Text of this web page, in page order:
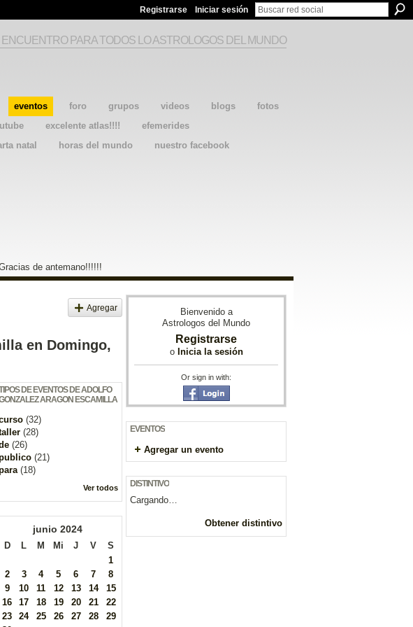
Registrarse Iniciar sesión
eventos foro grupos videos blogs
fotos
excelente atlas!!!!
efemerides
natal horas del mundo
nuestro facebook
PARA TODOS LO ASTROLOGOS DEL MUNDO
de antemano!!!!!!
Agregar
en Domingo,
DE EVENTOS DE ADOLFO
ARAGON ESCAMILLA
(32)
(28)
(26)
(21)
(18)
Ver todos
junio 2024
D L M Mi J V
S
1
2
3 4 5 6 7
8
9
10 11 12 13 14
15
16
17 18 19 20 21
22
23
24 25 26 27 28
29
Bienvenido a
Astrologos del Mundo
Registrarse
o Inicia la sesión
Or sign in with:
EVENTOS
Agregar un evento
DISTINTIVO
Cargando…
Obtener distintivo